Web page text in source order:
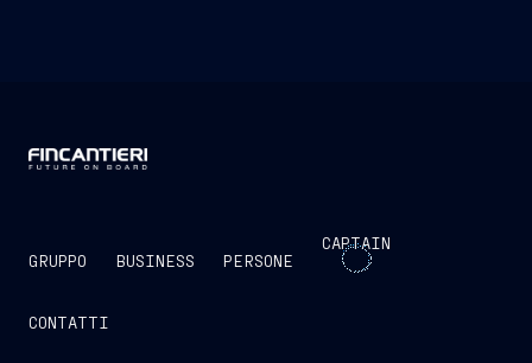
GRUPPO BUSINESS PERSONE
CAPTAIN
CONTATTI